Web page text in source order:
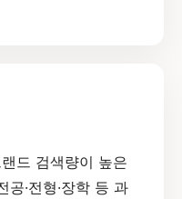
드 검색량이 높은
·전형·장학 등 과